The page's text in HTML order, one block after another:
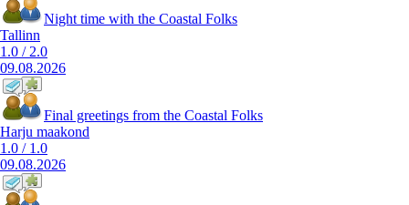
Night time with the Coastal Folks
Tallinn
1.0 / 2.0
09.08.2026
Final greetings from the Coastal Folks
Harju maakond
1.0 / 1.0
09.08.2026